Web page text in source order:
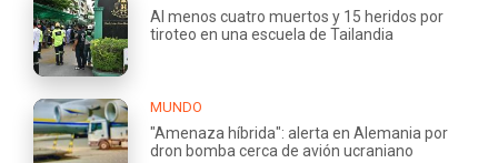
Al menos cuatro muertos y 15 heridos por
tiroteo en una escuela de Tailandia
MUNDO
"Amenaza híbrida": alerta en Alemania por
dron bomba cerca de avión ucraniano